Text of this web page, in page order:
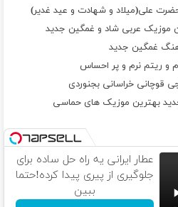
پسرت داره تتو رو تنش
خدا ب همرات پسرم
رو تتو کرد رو‌ گردنش
دیگه نباره چشه تو
دراگ زدم قیدشو
بودم تو همشون مامان
خیلی وقته سوبره خب
گفتن لا اوبالی مامان
جاتو خالی مامان
ببینن اون روزو
علی(میلاد و شهادت و عید غدیر)
موزیک عربی شاد و غمگین جدید
غمگین جدید
و ریتم نرم و پر احساس
قوچانی خراسانی بجنوردی
بهترین موزیک های حماسی
عطار ایرانی یه راه حل ساده برای
جلوگیری از پیری پیدا کرده!حتما
ببین